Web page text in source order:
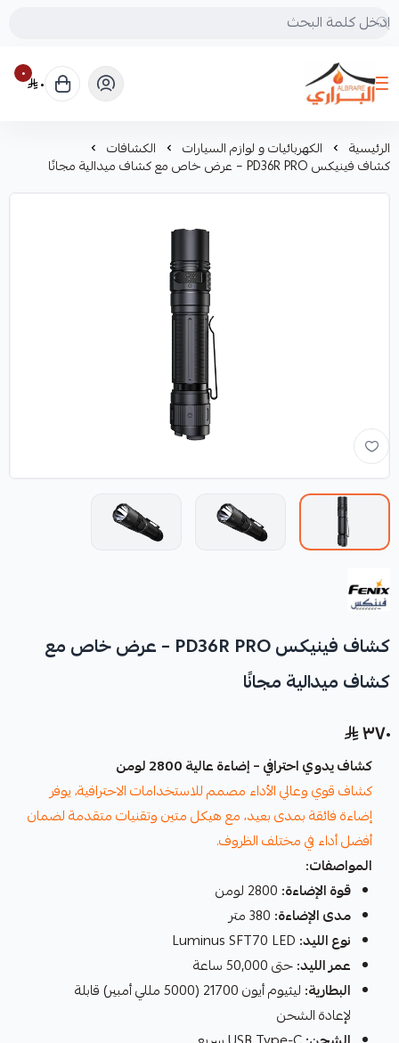
البراري للرحلات
٠ ٠
الرئيسية الكهربائيات و لوازم السيارات الكشافات
كشاف فينيكس PD36R PRO – عرض خاص مع كشاف ميدالية مجانًا
كشاف فينيكس PD36R PRO – عرض خاص مع
كشاف ميدالية مجانًا
٣٧٠
كشاف يدوي احترافي – إضاءة عالية 2800 لومن
كشاف قوي وعالي الأداء مصمم للاستخدامات الاحترافية، يوفر
إضاءة فائقة بمدى بعيد، مع هيكل متين وتقنيات متقدمة لضمان
أفضل أداء في مختلف الظروف.
المواصفات:
قوة الإضاءة:
مدى الإضاءة:
نوع الليد:
عمر الليد:حتى 50,000 ساعة
البطارية:
ليثيوم أيون 21700 (5000 مللي أمبير) قابلة
لإعادة الشحن